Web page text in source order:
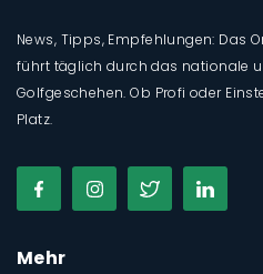
News, Tipps, Empfehlungen: Das
führt täglich durch das nationale
Golfgeschehen. Ob Profi oder
Platz.
Mehr